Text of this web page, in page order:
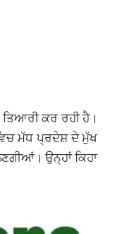
ਕਰ ਰਹੀ ਹੈ।
ਮੱਧ ਪ੍ਰਦੇਸ਼ ਦੇ ਮੁੱਖ
ਉਨ੍ਹਾਂ ਕਿਹਾ